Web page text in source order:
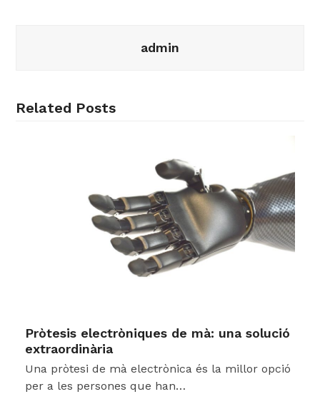
admin
Related Posts
Pròtesis electròniques de mà: una solució
extraordinària
Una pròtesi de mà electrònica és la millor opció
per a les persones que han…